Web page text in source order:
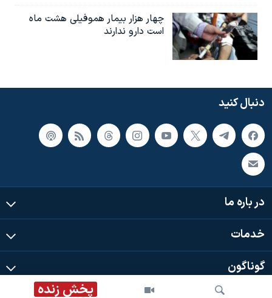
پخش زنده
چهار هزار بیمار هموفیلی هشت ماه
است دارو ندارند
دنبال کنید
در باره ما
خدمات
گوناگون